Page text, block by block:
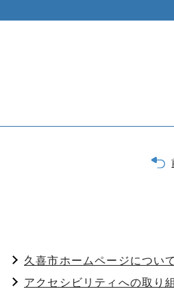
久喜市ホームページについて
アクセシビリティへの取り